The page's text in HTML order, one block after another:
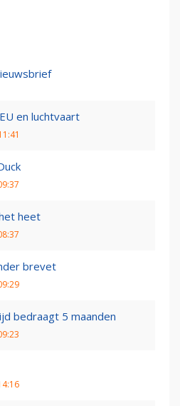
en luchtvaart
heet
brevet
bedraagt 5 maanden